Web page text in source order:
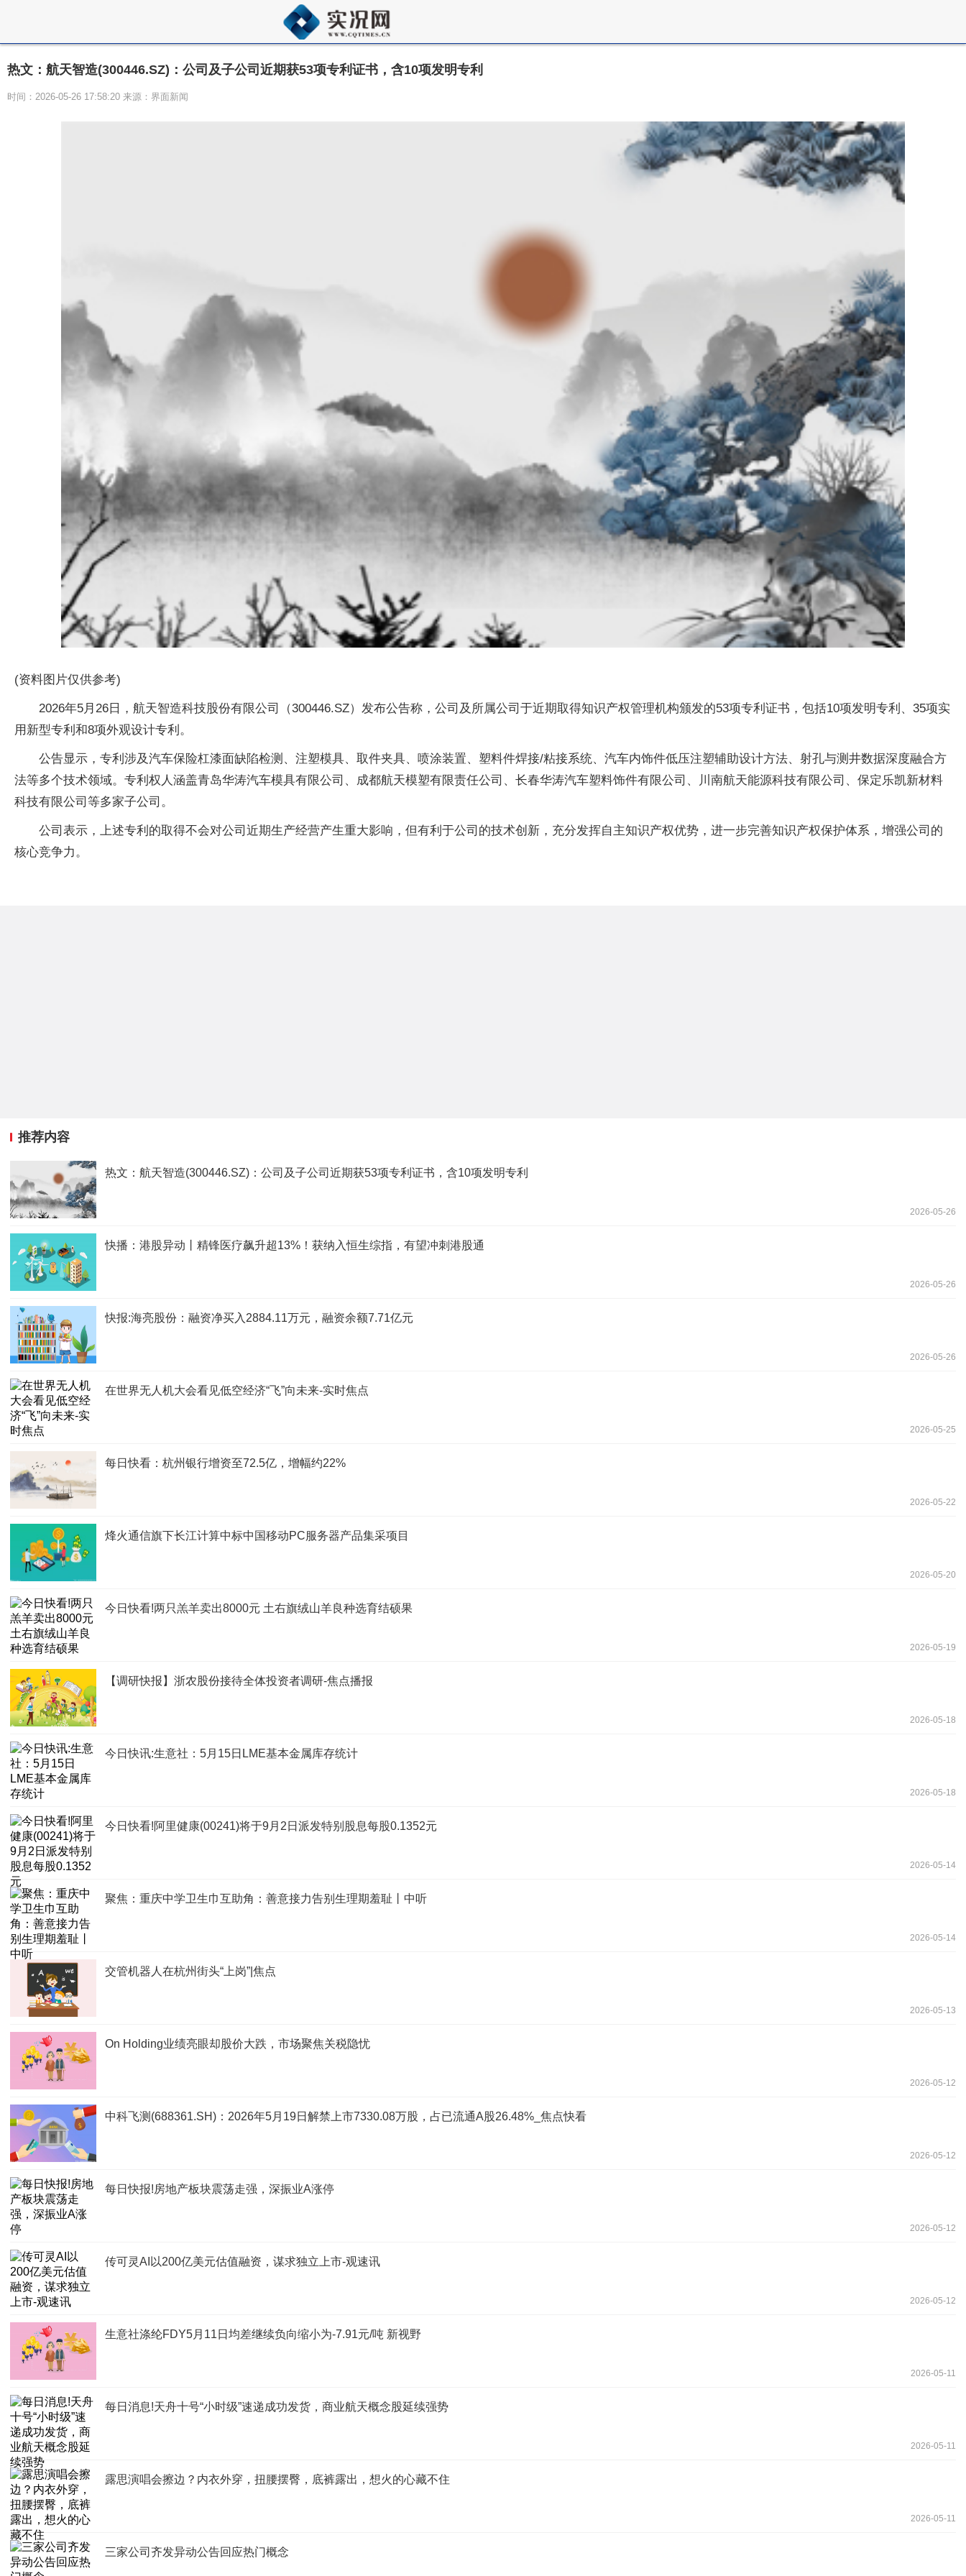
热文：航天智造(300446.SZ)：公司及子公司近期获53项专利证书，含10项发明专利
时间：2026-05-26 17:58:20 来源：界面新闻
(资料图片仅供参考)
2026年5月26日，航天智造科技股份有限公司（300446.SZ）发布公告称，公司及所属公司于近期取得知识产权管理机构颁发的53项专利证书，包括10项发明专利、35项实
用新型专利和8项外观设计专利。
公告显示，专利涉及汽车保险杠漆面缺陷检测、注塑模具、取件夹具、喷涂装置、塑料件焊接/粘接系统、汽车内饰件低压注塑辅助设计方法、射孔与测井数据深度融合方
法等多个技术领域。专利权人涵盖青岛华涛汽车模具有限公司、成都航天模塑有限责任公司、长春华涛汽车塑料饰件有限公司、川南航天能源科技有限公司、保定乐凯新材料
科技有限公司等多家子公司。
公司表示，上述专利的取得不会对公司近期生产经营产生重大影响，但有利于公司的技术创新，充分发挥自主知识产权优势，进一步完善知识产权保护体系，增强公司的
核心竞争力。
推荐内容
热文：航天智造(300446.SZ)：公司及子公司近期获53项专利证书，含10项发明专利
2026-05-26
快播：港股异动丨精锋医疗飙升超13%！获纳入恒生综指，有望冲刺港股通
2026-05-26
快报:海亮股份：融资净买入2884.11万元，融资余额7.71亿元
2026-05-26
在世界无人机大会看见低空经济“飞”向未来-实时焦点
2026-05-25
每日快看：杭州银行增资至72.5亿，增幅约22%
2026-05-22
烽火通信旗下长江计算中标中国移动PC服务器产品集采项目
2026-05-20
今日快看!两只羔羊卖出8000元 土右旗绒山羊良种选育结硕果
2026-05-19
【调研快报】浙农股份接待全体投资者调研-焦点播报
2026-05-18
今日快讯:生意社：5月15日LME基本金属库存统计
2026-05-18
今日快看!阿里健康(00241)将于9月2日派发特别股息每股0.1352元
2026-05-14
聚焦：重庆中学卫生巾互助角：善意接力告别生理期羞耻丨中听
2026-05-14
交管机器人在杭州街头“上岗”|焦点
2026-05-13
On Holding业绩亮眼却股价大跌，市场聚焦关税隐忧
2026-05-12
中科飞测(688361.SH)：2026年5月19日解禁上市7330.08万股，占已流通A股26.48%_焦点快看
2026-05-12
每日快报!房地产板块震荡走强，深振业A涨停
2026-05-12
传可灵AI以200亿美元估值融资，谋求独立上市-观速讯
2026-05-12
生意社涤纶FDY5月11日均差继续负向缩小为-7.91元/吨 新视野
2026-05-11
每日消息!天舟十号“小时级”速递成功发货，商业航天概念股延续强势
2026-05-11
露思演唱会擦边？内衣外穿，扭腰摆臀，底裤露出，想火的心藏不住
2026-05-11
三家公司齐发异动公告回应热门概念